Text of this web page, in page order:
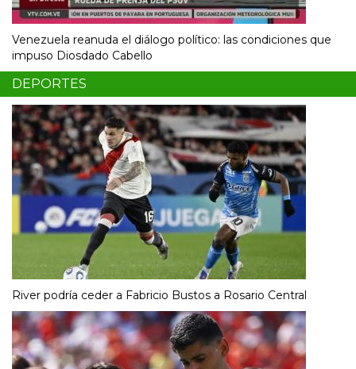
Venezuela reanuda el diálogo político: las condiciones que
impuso Diosdado Cabello
DEPORTES
River podría ceder a Fabricio Bustos a Rosario Central